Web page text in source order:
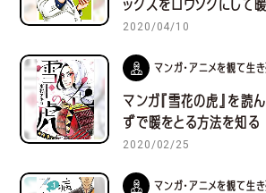
ックスをロウソクにして
2020/04/10
マンガ・アニメを観て生き
マンガ『雪花の虎』を読
ずで暖をとる方法を知る
2020/02/25
マンガ・アニメを観て生き